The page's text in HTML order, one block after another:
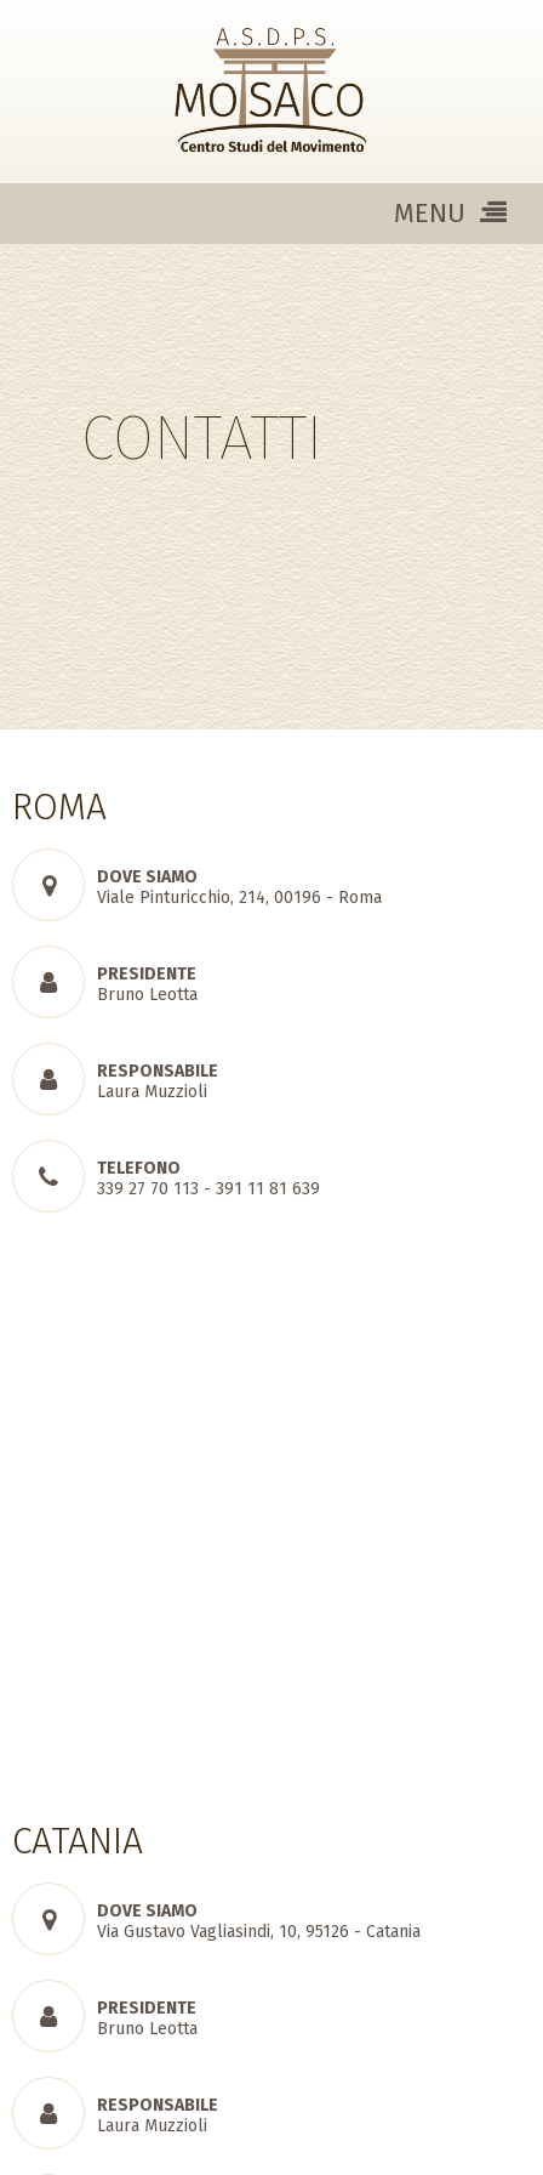
MENU
CONTATTI
ROMA
DOVE SIAMO
Viale Pinturicchio, 214, 00196 - Roma
PRESIDENTE
Bruno Leotta
RESPONSABILE
Laura Muzzioli
TELEFONO
339 27 70 113 - 391 11 81 639
CATANIA
DOVE SIAMO
Via Gustavo Vagliasindi, 10, 95126 - Catania
PRESIDENTE
Bruno Leotta
RESPONSABILE
Laura Muzzioli